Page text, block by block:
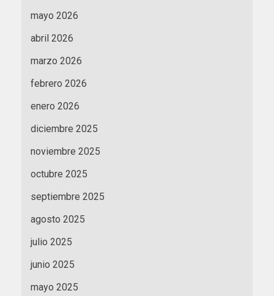
mayo 2026
abril 2026
marzo 2026
febrero 2026
enero 2026
diciembre 2025
noviembre 2025
octubre 2025
septiembre 2025
agosto 2025
julio 2025
junio 2025
mayo 2025